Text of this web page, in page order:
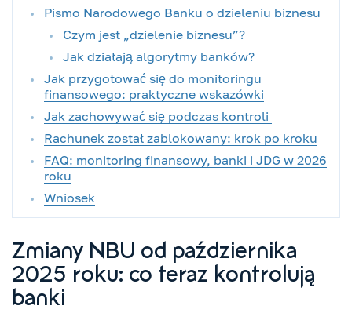
Pismo Narodowego Banku o dzieleniu biznesu
Czym jest „dzielenie biznesu”?
Jak działają algorytmy banków?
Jak przygotować się do monitoringu
finansowego: praktyczne wskazówki
Jak zachowywać się podczas kontroli
Rachunek został zablokowany: krok po kroku
FAQ: monitoring finansowy, banki i JDG w 2026
roku
Wniosek
Zmiany NBU od października
2025 roku: co teraz kontrolują
banki